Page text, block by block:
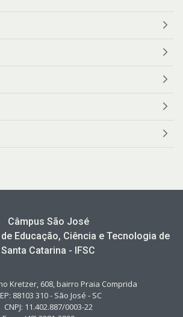
Câmpus São José
Educação, Ciência e Tecnologia de
Santa Catarina - IFSC
Kretzer, 608, bairro Praia Comprida
88103 310 - São José - SC
CNPJ: 11.402.887/0003-22